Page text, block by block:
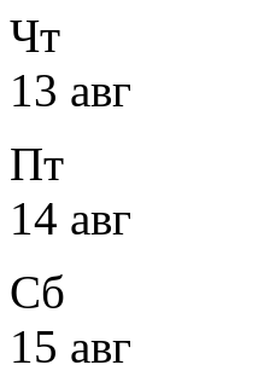
Чт
13 авг
Пт
14 авг
Сб
15 авг